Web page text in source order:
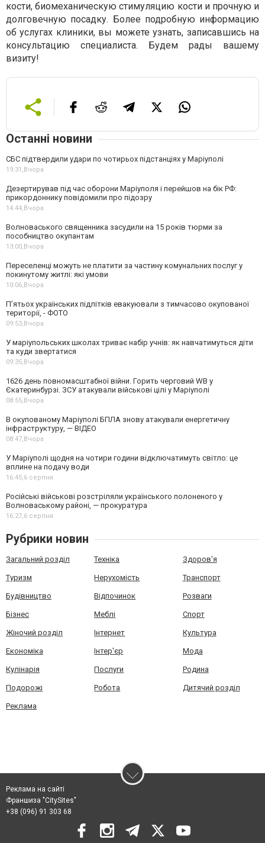
кости, биомеханическую стимуляцию кости и прочную и
долговечную посадку. Более подробную информацию
об услугах клиники, вы можете узнать, записавшись на
консультацию специалиста. Будем рады вашему
визиту!
Останні новини
СБС підтвердили удари по чотирьох підстанціях у Маріуполі
19:31,Вчора
Дезертирував під час оборони Маріуполя і перейшов на бік РФ:
прикордоннику повідомили про підозру
14:44,Вчора
Волноваського священника засудили на 15 років тюрми за
пособництво окупантам
13:00,Вчора
Переселенці можуть не платити за частину комунальних послуг у
покинутому житлі: які умови
10:06,Вчора
П’ятьох українських підлітків евакуювали з тимчасово окупованої
території, - ФОТО
09:53,Вчора
У маріупольських школах триває набір учнів: як навчатимуться діти
та куди звертатися
09:35,Вчора
1626 день повномасштабної війни. Горить черговий WB у
Єкатеринбурзі. ЗСУ атакували військові цілі у Маріуполі
08:55,Вчора
В окупованому Маріуполі БПЛА знову атакували енергетичну
інфраструктуру, — ВІДЕО
08:47,Вчора
У Маріуполі щодня на чотири години відключатимуть світло: це
вплине на подачу води
16:45,6 серпня
Російські військові розстріляли українського полоненого у
Волноваському районі, — прокуратура
16:27,6 серпня
Рубрики новин
Загальний розділ Техніка Здоров'я
Туризм Нерухомість Транспорт
Будівництво Відпочинок Розваги
Бізнес Меблі Спорт
Жіночий розділ Інтернет Культура
Економіка Інтер'єр Мода
Кулінарія Послуги Родина
Подорожі Робота Дитячий розділ
Реклама
Реклама на сайті
Франшиза "CitySites"
+38 (096) 91 303 68